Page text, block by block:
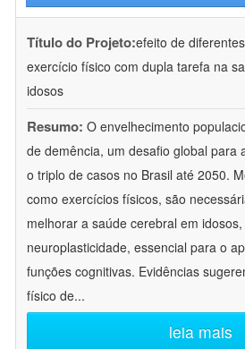
Título do Projeto:efeito de
exercício físico com dupla tarefa na
idosos
Resumo: O envelhecimento
de demência, um desafio global para
o triplo de casos no Brasil até 2050.
como exercícios físicos, são
melhorar a saúde cerebral em
neuroplasticidade, essencial para o
funções cognitivas. Evidências
físico de...
leia mais